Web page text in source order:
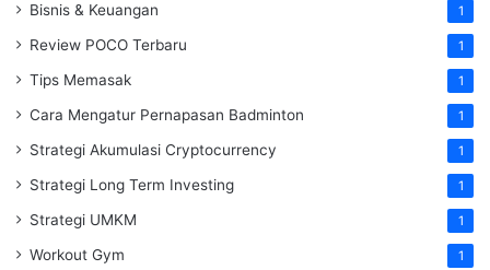
Bisnis & Keuangan 1
Review POCO Terbaru 1
Tips Memasak 1
Cara Mengatur Pernapasan Badminton 1
Strategi Akumulasi Cryptocurrency 1
Strategi Long Term Investing 1
Strategi UMKM 1
Workout Gym 1